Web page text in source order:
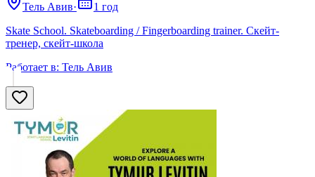
Тель Авив·
1 год
Skate School. Skateboarding / Fingerboarding trainer. Скейт-
тренер, скейт-школа
Работает в: Тель Авив